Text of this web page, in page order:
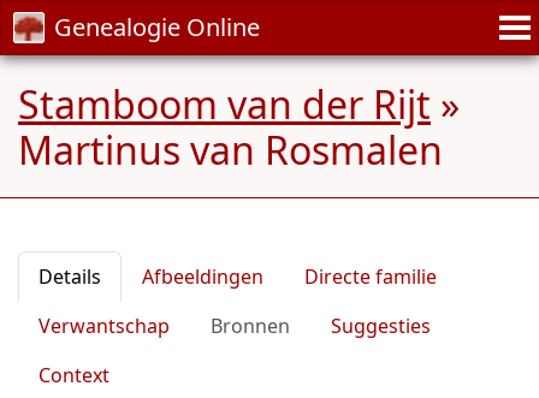
Genealogie Online
Stamboom van der Rijt »
Martinus van Rosmalen
Details Afbeeldingen
Directe familie
Verwantschap
Bronnen
Suggesties
Context